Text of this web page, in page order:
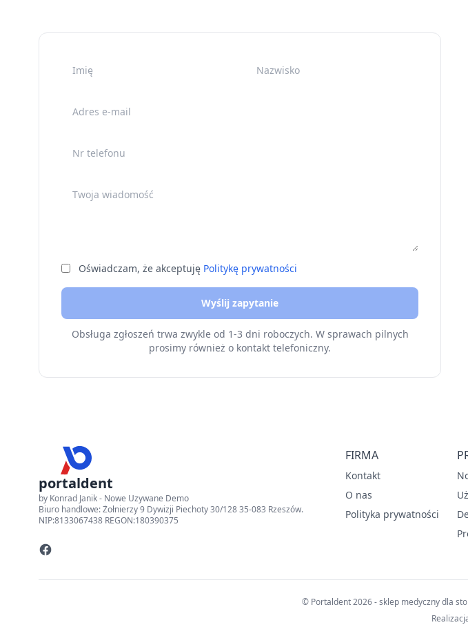
Nazwisko
Adres e-mail
Nr telefonu
Twoja wiadomość
Oświadczam, że akceptuję Politykę prywatności
Wyślij zapytanie
Obsługa zgłoszeń trwa zwykle od 1-3 dni roboczych. W sprawach pilnych
prosimy również o kontakt telefoniczny.
portaldent
by Konrad Janik - Nowe Uzywane Demo
Biuro handlowe: Żołnierzy 9 Dywizji Piechoty 30/128 35-083 Rzeszów.
NIP:8133067438 REGON:180390375
FIRMA
Kontakt
O nas
Polityka prywatności
© Portaldent 2026 - sklep medyczny dla